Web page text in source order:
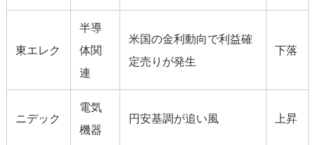
東エレク
半導
体関
連
米国の金利動向で利益確
定売りが発生
下落
ニデック
電気
機器
円安基調が追い風 上昇